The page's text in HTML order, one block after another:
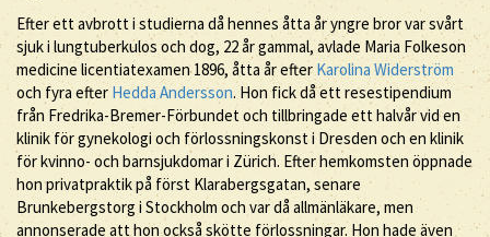
Efter ett avbrott i studierna då hennes åtta år yngre bror var svårt
sjuk i lungtuberkulos och dog, 22 år gammal, avlade Maria Folkeson
medicine licentiatexamen 1896, åtta år efter Karolina Widerström
och fyra efter Hedda Andersson. Hon fick då ett resestipendium
från Fredrika-Bremer-Förbundet och tillbringade ett halvår vid en
klinik för gynekologi och förlossningskonst i Dresden och en klinik
för kvinno- och barnsjukdomar i Zürich. Efter hemkomsten öppnade
hon privatpraktik på först Klarabergsgatan, senare
Brunkebergstorg i Stockholm och var då allmänläkare, men
annonserade att hon också skötte förlossningar. Hon hade även